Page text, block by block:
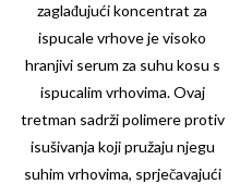
zaglađujući koncentrat za
ispucale vrhove je visoko
hranjivi serum za suhu kosu s
ispucalim vrhovima. Ovaj
tretman sadrži polimere protiv
isušivanja koji pružaju njegu
suhim vrhovima, sprječavajući